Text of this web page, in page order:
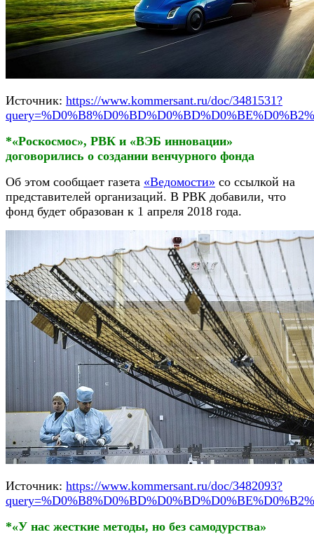
Источник: https://www.kommersant.ru/doc/3481531?
*«Роскосмос», РВК и «ВЭБ инновации»
договорились о создании венчурного фонда
Об этом сообщает газета «Ведомости» со ссылкой на
представителей организаций. В РВК добавили, что
фонд будет образован к 1 апреля 2018 года.
Источник: https://www.kommersant.ru/doc/3482093?
*«У нас жесткие методы, но без самодурства»